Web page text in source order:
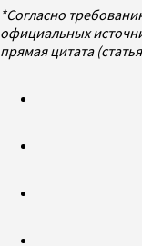
*Согласно
официальных
прямая цитата